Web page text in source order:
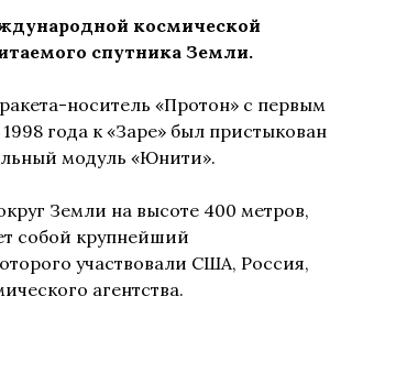
космической
спутника Земли.
носитель «Протон» с первым
года к «Заре» был пристыкован
модуль «Юнити».
Земли на высоте 400 метров,
собой крупнейший
участвовали США, Россия,
агентства.